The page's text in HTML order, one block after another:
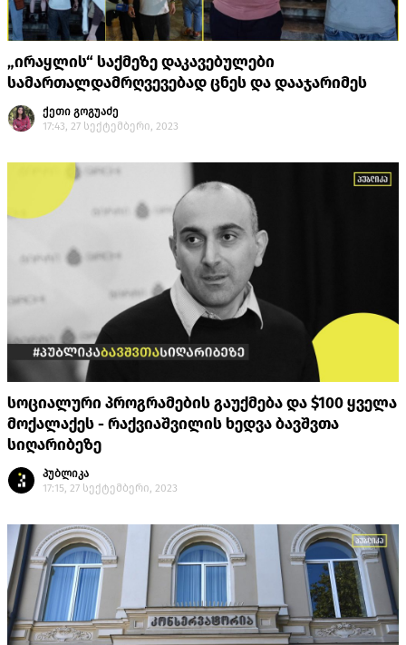
„ირაყლის“ საქმეზე დაკავებულები
სამართალდამრღვევებად ცნეს და დააჯარიმეს
ქეთი გოგუაძე
17:43, 27 სექტემბერი, 2023
სოციალური პროგრამების გაუქმება და $100 ყველა
მოქალაქეს - რაქვიაშვილის ხედვა ბავშვთა
სიღარიბეზე
პუბლიკა
17:15, 27 სექტემბერი, 2023